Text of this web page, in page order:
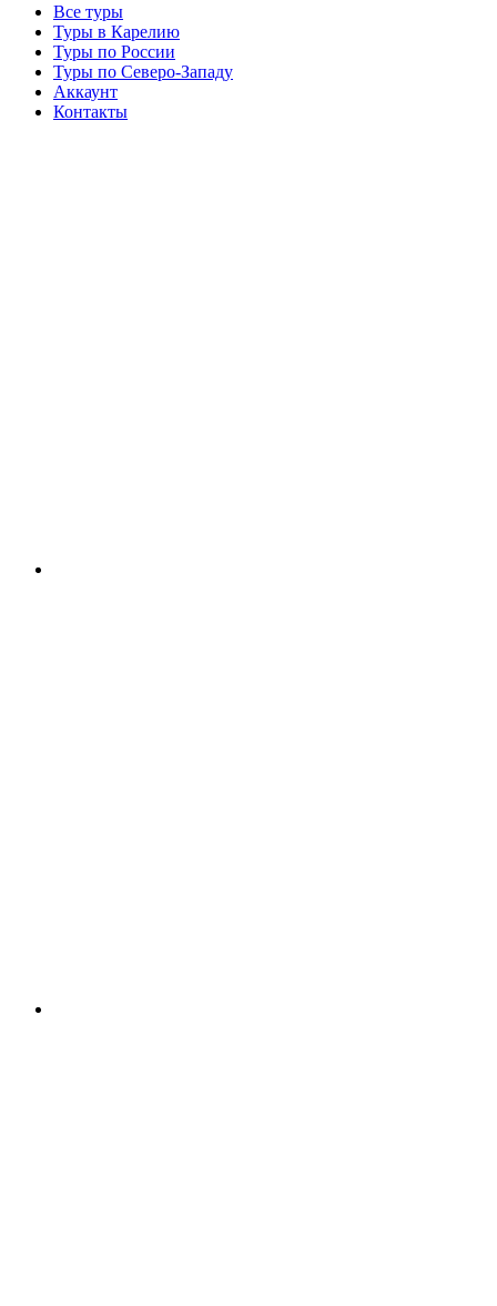
Все туры
Туры в Карелию
Туры по России
Туры по Северо-Западу
Аккаунт
Контакты